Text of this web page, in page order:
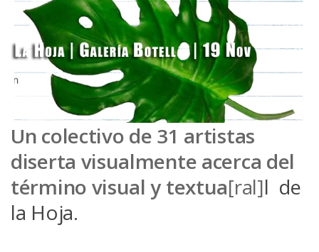
Un colectivo de 31 artistas
diserta visualmente acerca del
término visual y textua[ral]l de
la Hoja.